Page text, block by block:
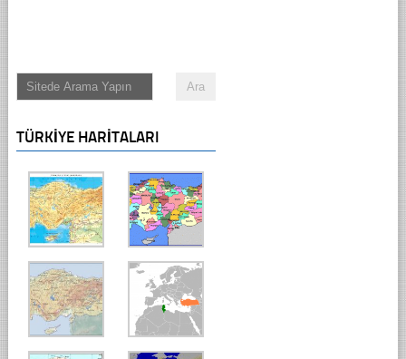
TÜRKIYE HARITALARI